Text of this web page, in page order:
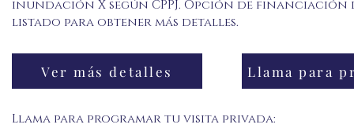
inundación X según CPPJ. Opción de
listado para obtener más detalles.
Ver más detalles
Llama para programar tu visita privada: